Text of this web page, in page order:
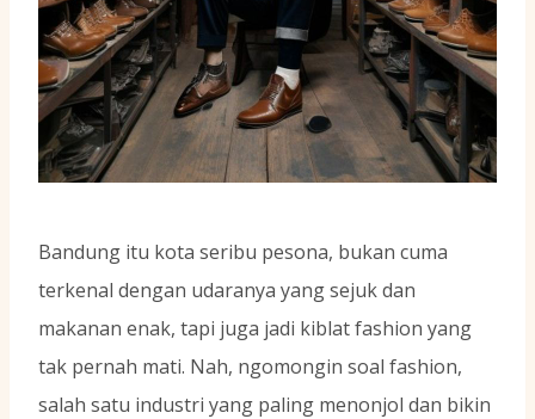
Bandung itu kota seribu pesona, bukan cuma
terkenal dengan udaranya yang sejuk dan
makanan enak, tapi juga jadi kiblat fashion yang
tak pernah mati. Nah, ngomongin soal fashion,
salah satu industri yang paling menonjol dan bikin